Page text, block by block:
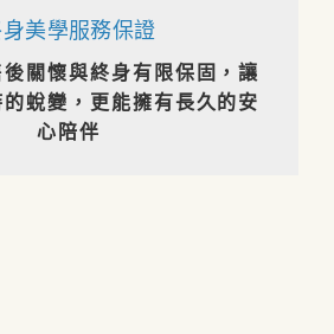
美學服務保證
關懷與終身有限保固，讓
蛻變，更能擁有長久的安
心陪伴